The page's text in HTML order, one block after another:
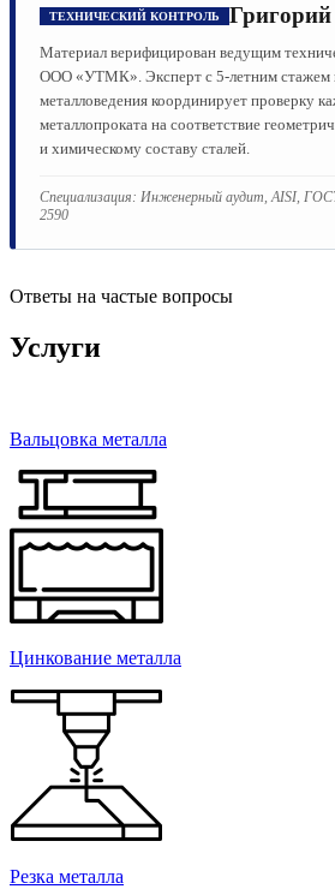
ТЕХНИЧЕСКИЙ КОНТРОЛЬ
Материал верифицирован ведущим
ООО «УТМК». Эксперт с 5-летним стажем
металловедения координирует проверку
металлопроката на соответствие
и химическому составу сталей.
Специализация: Инженерный аудит, AISI,
2590
Ответы на частые вопросы
Услуги
Вальцовка металла
Цинкование металла
Резка металла